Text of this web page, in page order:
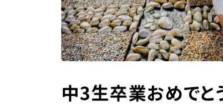
中3生卒業おめでと